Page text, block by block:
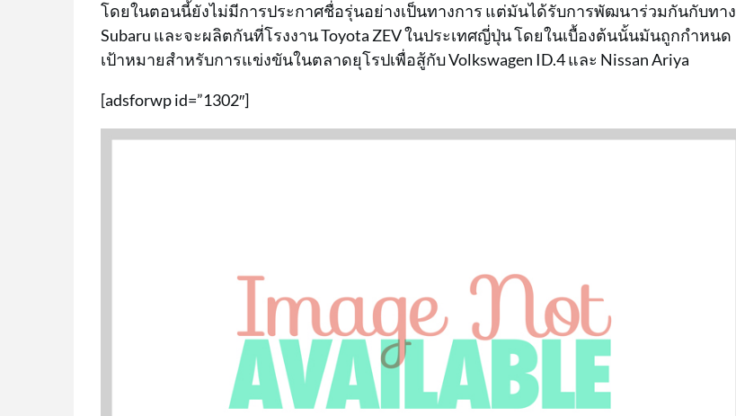
โดยในตอนนี้ยังไม่มีการประกาศชื่อรุ่นอย่างเป็นทางการ แต่มันได้รับการพัฒนาร่วมกันกับทาง
Subaru และจะผลิตกันที่โรงงาน Toyota ZEV ในประเทศญี่ปุ่น โดยในเบื้องต้นนั้นมันถูกกำหนด
เป้าหมายสำหรับการแข่งขันในตลาดยุโรปเพื่อสู้กับ Volkswagen ID.4 และ Nissan Ariya
[adsforwp id=”1302″]